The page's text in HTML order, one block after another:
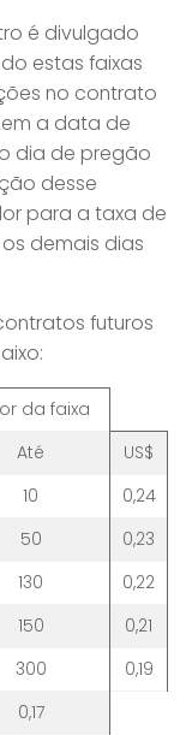
é divulgado
estas faixas
no contrato
a data de
dia de pregão
desse
para a taxa de
demais dias
futuros
da faixa
Até
US$
10
0,24
50
0,23
130
0,22
150
0,21
300
0,19
0,17